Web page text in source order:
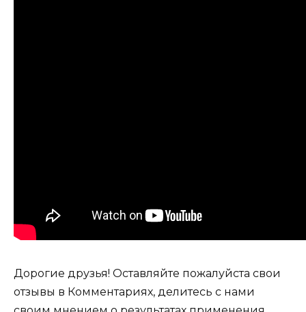
Дорогие друзья! Оставляйте пожалуйста свои
отзывы в Комментариях, делитесь с нами